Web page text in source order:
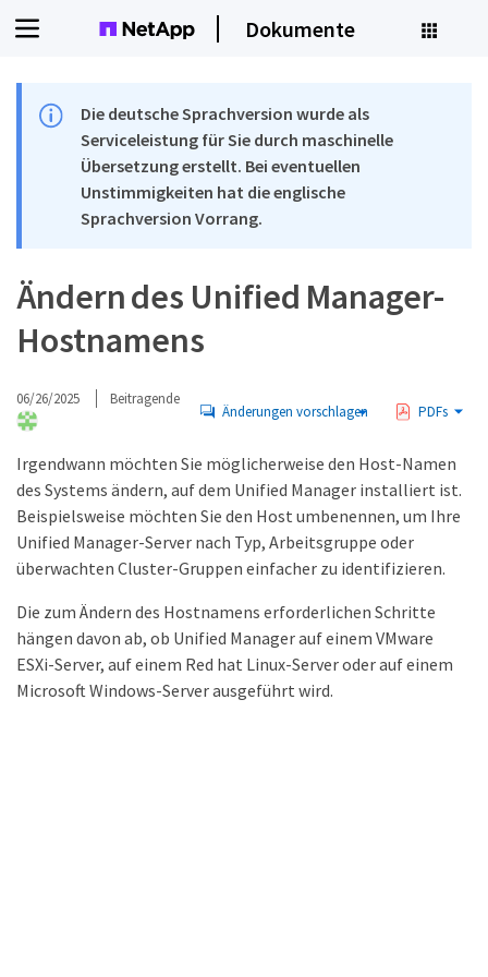
Dokumente
Die deutsche Sprachversion wurde als
Serviceleistung für Sie durch maschinelle
Übersetzung erstellt. Bei eventuellen
Unstimmigkeiten hat die englische
Sprachversion Vorrang.
Ändern des Unified Manager-
Hostnamens
06/26/2025 Beitragende
Änderungen vorschlagen PDFs
Irgendwann möchten Sie möglicherweise den Host-Namen
des Systems ändern, auf dem Unified Manager installiert ist.
Beispielsweise möchten Sie den Host umbenennen, um Ihre
Unified Manager-Server nach Typ, Arbeitsgruppe oder
überwachten Cluster-Gruppen einfacher zu identifizieren.
Die zum Ändern des Hostnamens erforderlichen Schritte
hängen davon ab, ob Unified Manager auf einem VMware
ESXi-Server, auf einem Red hat Linux-Server oder auf einem
Microsoft Windows-Server ausgeführt wird.